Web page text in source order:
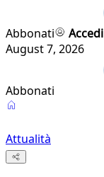
Abbonati
Accedi
August 7, 2026
Abbonati
Attualità